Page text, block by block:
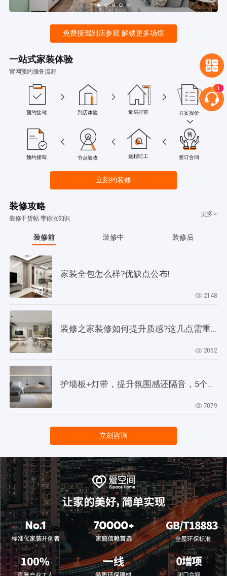
免费接驾到店参观 解锁更多场馆
一站式家装体验
官网预约服务流程
预约接驾 到店体验 量房排雷 方案报价
预约接驾 节点验收 远程盯工 签订合同
立刻约装修
装修攻略
装修干货帖 带你涨知识
更多>
装修前 装修中 装修后
家装全包怎么样?优缺点公布!
2148
装修之家装修如何提升质感?这几点需重视起来
2052
7079
立刻咨询